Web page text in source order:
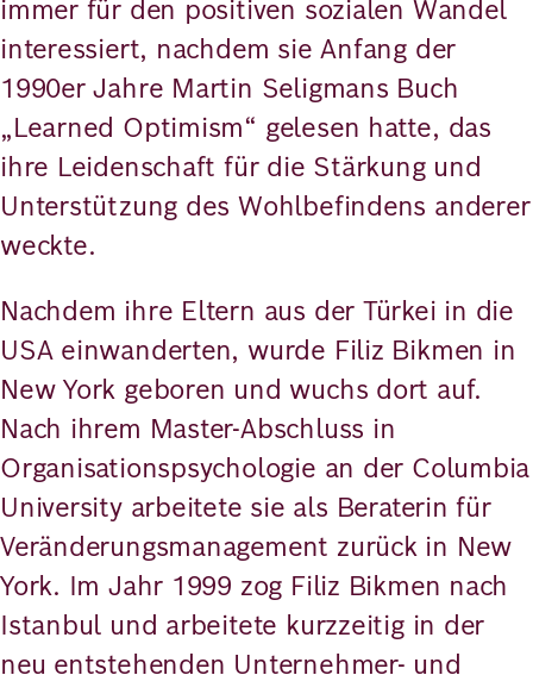
immer für den positiven sozialen Wandel
interessiert, nachdem sie Anfang der
1990er Jahre Martin Seligmans Buch
„Learned Optimism“ gelesen hatte, das
ihre Leidenschaft für die Stärkung und
Unterstützung des Wohlbefindens anderer
weckte.
Nachdem ihre Eltern aus der Türkei in die
USA einwanderten, wurde Filiz Bikmen in
New York geboren und wuchs dort auf.
Nach ihrem Master-Abschluss in
Organisationspsychologie an der Columbia
University arbeitete sie als Beraterin für
Veränderungsmanagement zurück in New
York. Im Jahr 1999 zog Filiz Bikmen nach
Istanbul und arbeitete kurzzeitig in der
neu entstehenden Unternehmer- und